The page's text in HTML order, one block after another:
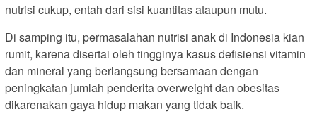
nutrisi cukup, entah dari sisi kuantitas ataupun mutu.
Di samping itu, permasalahan nutrisi anak di Indonesia kian
rumit, karena disertai oleh tingginya kasus defisiensi vitamin
dan mineral yang berlangsung bersamaan dengan
peningkatan jumlah penderita overweight dan obesitas
dikarenakan gaya hidup makan yang tidak baik.